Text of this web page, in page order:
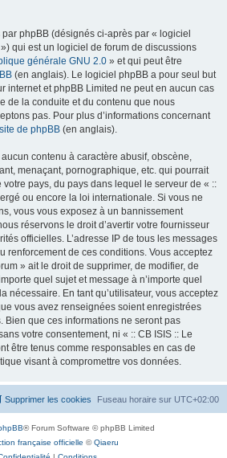
phpBB (désignés ci-après par « logiciel
qui est un logiciel de forum de discussions
générale GNU 2.0 » et qui peut être
(en anglais). Le logiciel phpBB a pour seul but
internet et phpBB Limited ne peut en aucun cas
de la conduite et du contenu que nous
pas. Pour plus d’informations concernant
de phpBB (en anglais).
contenu à caractère abusif, obscène,
menaçant, pornographique, etc. qui pourrait
pays, du pays dans lequel le serveur de « ::
ou encore la loi internationale. Si vous ne
vous vous exposez à un bannissement
réservons le droit d’avertir votre fournisseur
officielles. L’adresse IP de tous les messages
renforcement de ces conditions. Vous acceptez
» ait le droit de supprimer, de modifier, de
quel sujet et message à n’importe quel
nécessaire. En tant qu’utilisateur, vous acceptez
vous avez renseignées soient enregistrées
Bien que ces informations ne seront pas
votre consentement, ni « :: CB ISIS :: Le
être tenus comme responsables en cas de
visant à compromettre vos données.
Fuseau horaire sur UTC+02:00
Supprimer les cookies
® Forum Software © phpBB Limited
française officielle ©Qiaeru